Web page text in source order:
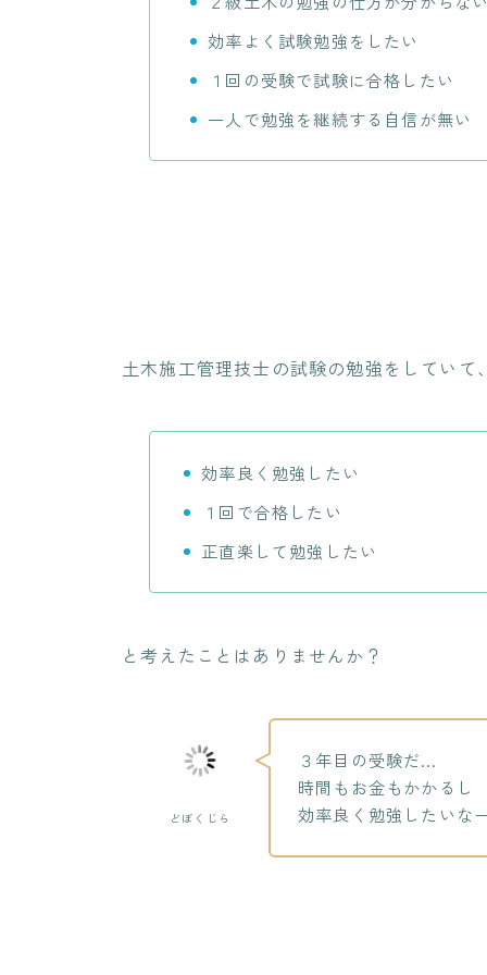
効率よく試験勉強をしたい
１回の受験で試験に合格したい
一人で勉強を継続する自信が無い
土木施工管理技士の試験の勉強をしていて
効率良く勉強したい
１回で合格したい
正直楽して勉強したい
と考えたことはありませんか？
どぼくじら
３年目の受験だ…
時間もお金もかかるし
効率良く勉強したいな